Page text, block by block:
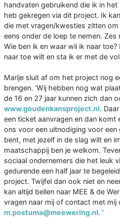
handvaten gebruikend die ik in
heb gekregen via dit project. Ik
die met vragen/kwesties zitten
eens onder de loep te nemen.
Wie ben ik en waar wil ik naar
naar toe wilt en sta ik er met de
Marije sluit af om het project nog
brengen. ‘Wij hebben nog wat
de 16 en 27 jaar kunnen zich dan
www.goudenkansproject.nl.
een ticket aanvragen en dan komt
ons voor een uitnodiging voor
bent, met jezelf in de slag wilt en
maatschappij ben je welkom.
sociaal ondernemers die het leuk
gedurende een half jaar te
project. Twijfel dan ook niet en
kan altijd bellen naar MEE & de
vragen naar mij of contact met mij
m.postuma@meewering.nl. ’